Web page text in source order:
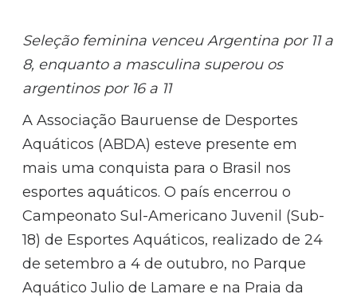
Seleção feminina venceu Argentina por 11 a
8, enquanto a masculina superou os
argentinos por 16 a 11
A Associação Bauruense de Desportes
Aquáticos (ABDA) esteve presente em
mais uma conquista para o Brasil nos
esportes aquáticos. O país encerrou o
Campeonato Sul-Americano Juvenil (Sub-
18) de Esportes Aquáticos, realizado de 24
de setembro a 4 de outubro, no Parque
Aquático Julio de Lamare e na Praia da